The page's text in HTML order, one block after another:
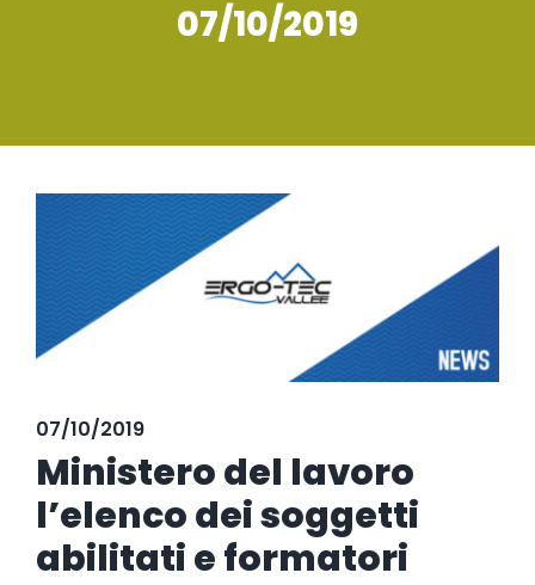
SERVIZI
EVENTI NOVITÀ
07/10/2019
Ingrandisci
immagine
07/10/2019
Ministero del lavoro
l’elenco dei soggetti
abilitati e formatori